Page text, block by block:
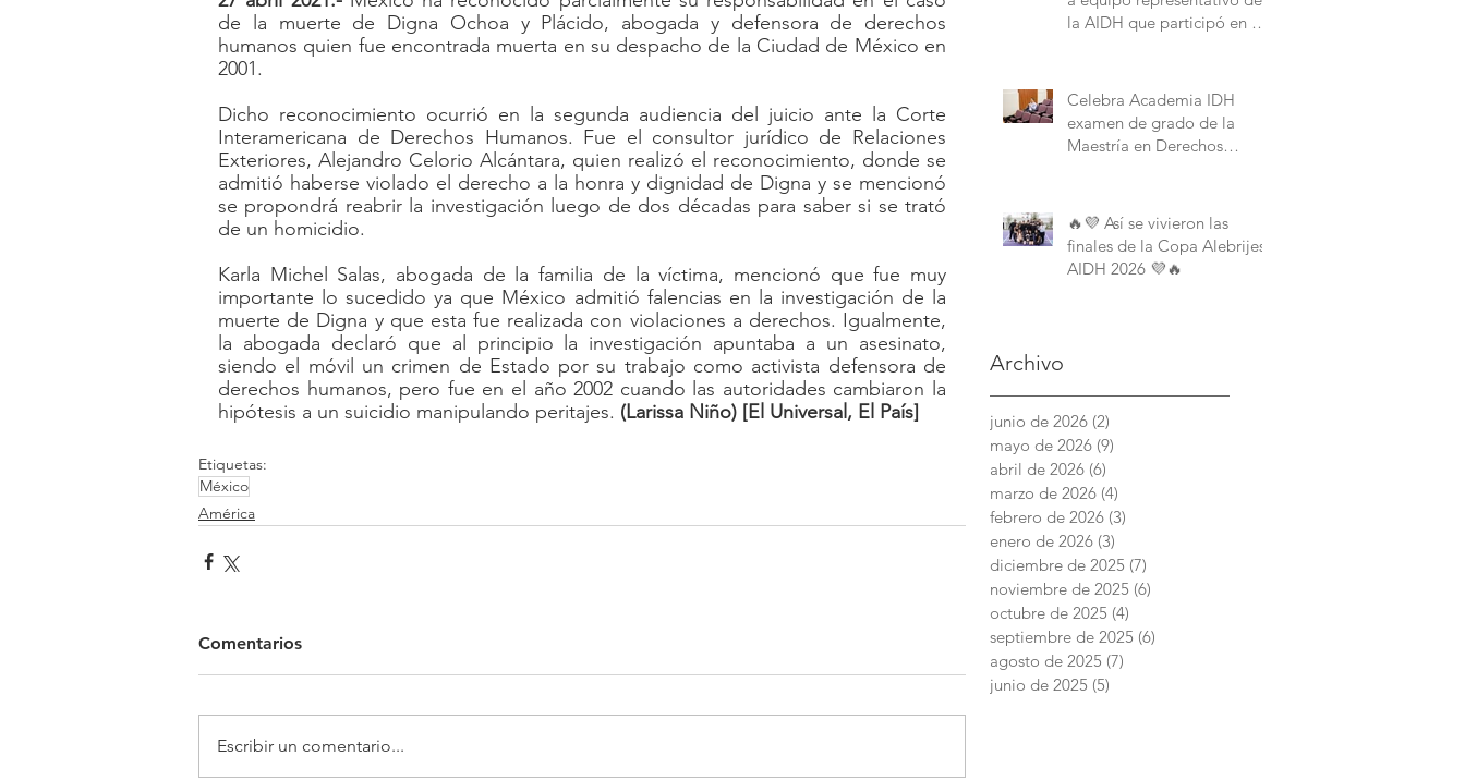
de la muerte de Digna Ochoa y Plácido, abogada y defensora de derechos
humanos quien fue encontrada muerta en su despacho de la Ciudad de México en
2001.
Dicho reconocimiento ocurrió en la segunda audiencia del juicio ante la Corte
Interamericana de Derechos Humanos. Fue el consultor jurídico de Relaciones
Exteriores, Alejandro Celorio Alcántara, quien realizó el reconocimiento, donde se
admitió haberse violado el derecho a la honra y dignidad de Digna y se mencionó
se propondrá reabrir la investigación luego de dos décadas para saber si se trató
de un homicidio.
Karla Michel Salas, abogada de la familia de la víctima, mencionó que fue muy
importante lo sucedido ya que México admitió falencias en la investigación de la
muerte de Digna y que esta fue realizada con violaciones a derechos. Igualmente,
la abogada declaró que al principio la investigación apuntaba a un asesinato,
siendo el móvil un crimen de Estado por su trabajo como activista defensora de
derechos humanos, pero fue en el año 2002 cuando las autoridades cambiaron la
hipótesis a un suicidio manipulando peritajes. (Larissa Niño) [El Universal, El País]
Etiquetas:
México
América
Comentarios
Escribir un comentario...
la AIDH que participó en el
American University.
Celebra Academia IDH
examen de grado de la
Maestría en Derechos
🔥💜 Así se vivieron las
finales de la Copa Alebrijes
AIDH 2026 💜🔥
Archivo
junio de 2026 (2)
mayo de 2026 (9)
abril de 2026 (6)
marzo de 2026 (4)
febrero de 2026 (3)
enero de 2026 (3)
diciembre de 2025 (7)
noviembre de 2025 (6)
octubre de 2025 (4)
septiembre de 2025 (6)
agosto de 2025 (7)
junio de 2025 (5)